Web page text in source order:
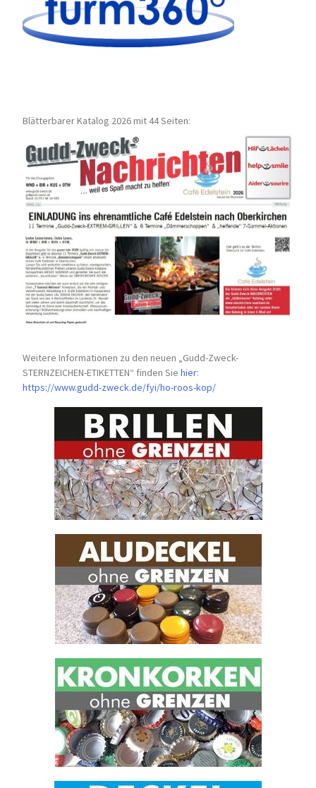
Blätterbarer Katalog 2026 mit 44 Seiten:
Weitere Informationen zu den neuen „Gudd-Zweck-
STERNZEICHEN-ETIKETTEN“ finden Siehier:
https://www.gudd-zweck.de/fyi/ho-roos-kop/